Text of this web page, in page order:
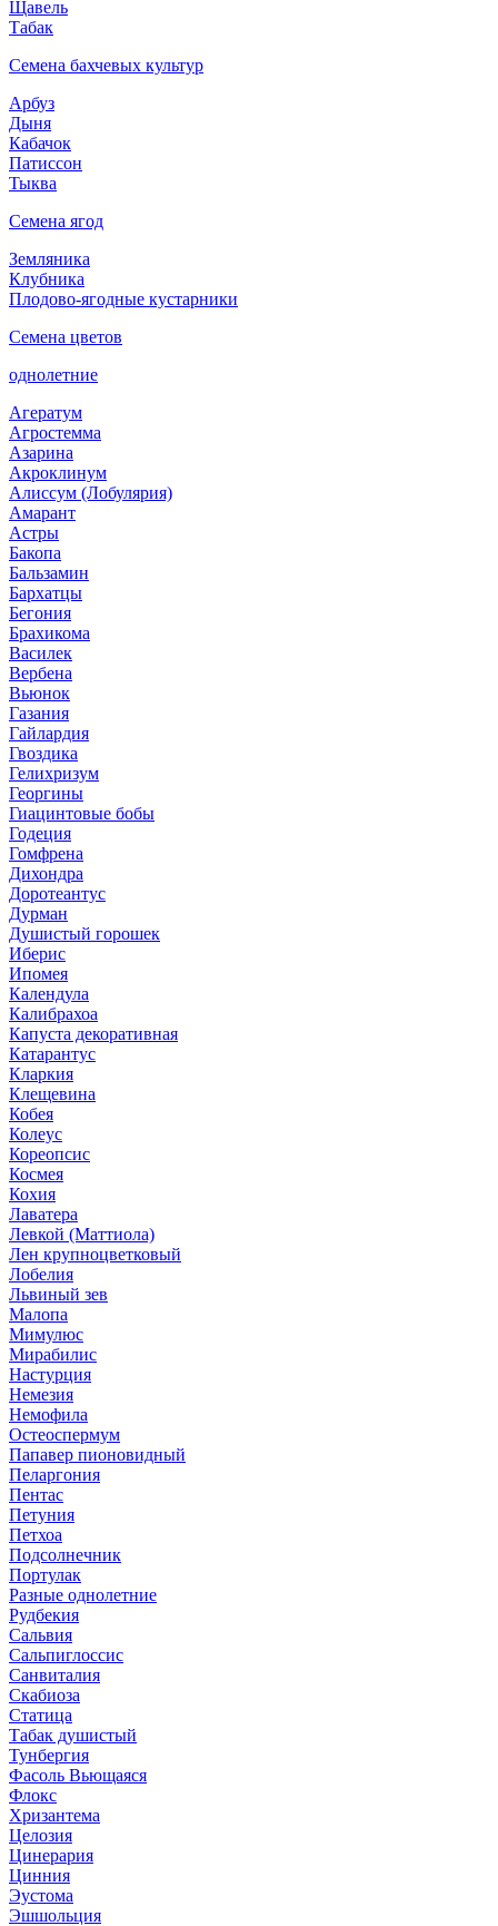
Щавель
Табак
Семена бахчевых культур
Арбуз
Дыня
Кабачок
Патиссон
Тыква
Семена ягод
Земляника
Клубника
Плодово-ягодные кустарники
Семена цветов
однолетние
Агератум
Агростемма
Азарина
Акроклинум
Алиссум (Лобулярия)
Амарант
Астры
Бакопа
Бальзамин
Бархатцы
Бегония
Брахикома
Василек
Вербена
Вьюнок
Газания
Гайлардия
Гвоздика
Гелихризум
Георгины
Гиацинтовые бобы
Годеция
Гомфрена
Дихондра
Доротеантус
Дурман
Душистый горошек
Иберис
Ипомея
Календула
Калибрахоа
Капуста декоративная
Катарантус
Кларкия
Клещевина
Кобея
Колеус
Кореопсис
Космея
Кохия
Лаватера
Левкой (Маттиола)
Лен крупноцветковый
Лобелия
Львиный зев
Малопа
Мимулюс
Мирабилис
Настурция
Немезия
Немофила
Остеоспермум
Папавер пионовидный
Пеларгония
Пентас
Петуния
Петхоа
Подсолнечник
Портулак
Разные однолетние
Рудбекия
Сальвия
Сальпиглоссис
Санвиталия
Скабиоза
Статица
Табак душистый
Тунбергия
Фасоль Вьющаяся
Флокс
Хризантема
Целозия
Цинерария
Цинния
Эустома
Эшшольция